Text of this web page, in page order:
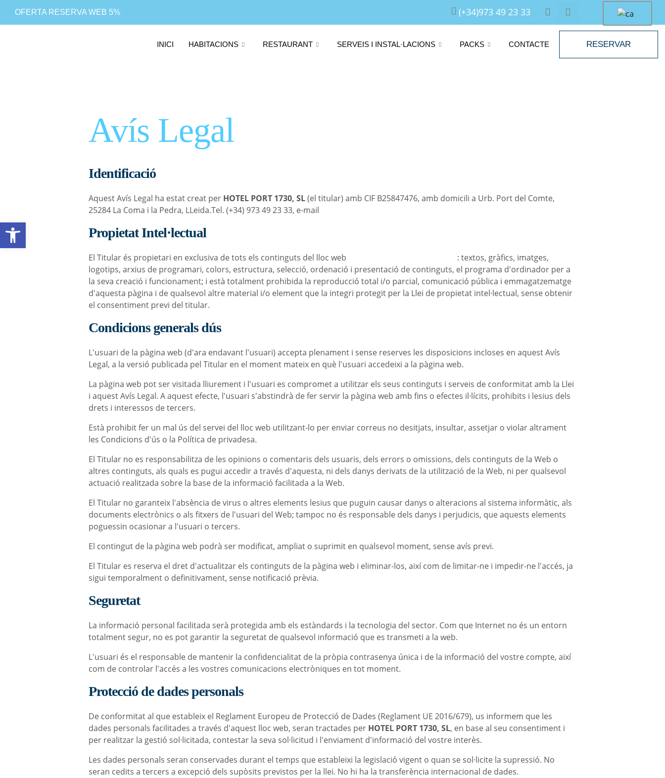
OFERTA RESERVA WEB 5% (+34)973 49 23 33 F
a
c
b
I
n
s
g
INICI HABITACIONS RESTAURANT SERVEIS I INSTAL·LACIONS PACKS CONTACTE RESERVAR
Avís Legal
Identificació
Aquest Avís Legal ha estat creat per HOTEL PORT 1730, SL(el titular) amb CIF B25847476, amb domicili a Urb. Port del Comte,
25284 La Coma i la Pedra, LLeida.Tel. (+34) 973 49 23 33, e-mail
Propietat Intel·lectual
El Titular és propietari en exclusiva de tots els continguts del lloc web
: textos, gràfics, imatges,
logotips, arxius de programari, colors, estructura, selecció, ordenació i presentació de continguts, el programa d'ordinador per a
la seva creació i funcionament; i està totalment prohibida la reproducció total i/o parcial, comunicació pública i emmagatzematge
d'aquesta pàgina i de qualsevol altre material i/o element que la integri protegit per la Llei de propietat intel·lectual, sense obtenir
el consentiment previ del titular.
Condicions generals dús
L'usuari de la pàgina web (d'ara endavant l'usuari) accepta plenament i sense reserves les disposicions incloses en aquest Avís
Legal, a la versió publicada pel Titular en el moment mateix en què l'usuari accedeixi a la pàgina web.
La pàgina web pot ser visitada lliurement i l'usuari es compromet a utilitzar els seus continguts i serveis de conformitat amb la Llei
i aquest Avís Legal. A aquest efecte, l'usuari s'abstindrà de fer servir la pàgina web amb fins o efectes il·lícits, prohibits i lesius dels
drets i interessos de tercers.
Està prohibit fer un mal ús del servei del lloc web utilitzant-lo per enviar correus no desitjats, insultar, assetjar o violar altrament
les Condicions d'ús o la Política de privadesa.
El Titular no es responsabilitza de les opinions o comentaris dels usuaris, dels errors o omissions, dels continguts de la Web o
altres continguts, als quals es pugui accedir a través d'aquesta, ni dels danys derivats de la utilització de la Web, ni per qualsevol
actuació realitzada sobre la base de la informació facilitada a la Web.
El Titular no garanteix l'absència de virus o altres elements lesius que puguin causar danys o alteracions al sistema informàtic, als
documents electrònics o als fitxers de l'usuari del Web; tampoc no és responsable dels danys i perjudicis, que aquests elements
poguessin ocasionar a l'usuari o tercers.
El contingut de la pàgina web podrà ser modificat, ampliat o suprimit en qualsevol moment, sense avís previ.
El Titular es reserva el dret d'actualitzar els continguts de la pàgina web i eliminar-los, així com de limitar-ne i impedir-ne l'accés, ja
sigui temporalment o definitivament, sense notificació prèvia.
Seguretat
La informació personal facilitada serà protegida amb els estàndards i la tecnologia del sector. Com que Internet no és un entorn
totalment segur, no es pot garantir la seguretat de qualsevol informació que es transmeti a la web.
L'usuari és el responsable de mantenir la confidencialitat de la pròpia contrasenya única i de la informació del vostre compte, així
com de controlar l'accés a les vostres comunicacions electròniques en tot moment.
Protecció de dades personals
De conformitat al que estableix el Reglament Europeu de Protecció de Dades (Reglament UE 2016/679), us informem que les
dades personals facilitades a través d'aquest lloc web, seran tractades per HOTEL PORT 1730, SL, en base al seu consentiment i
per realitzar la gestió sol·licitada, contestar la seva sol·licitud i l'enviament d'informació del vostre interès.
Les dades personals seran conservades durant el temps que estableixi la legislació vigent o quan se sol·licite la supressió. No
seran cedits a tercers a excepció dels supòsits previstos per la llei. No hi ha la transferència internacional de dades.
Obre la barra d'eines